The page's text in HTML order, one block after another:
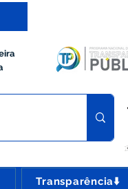
Transparência⬇️